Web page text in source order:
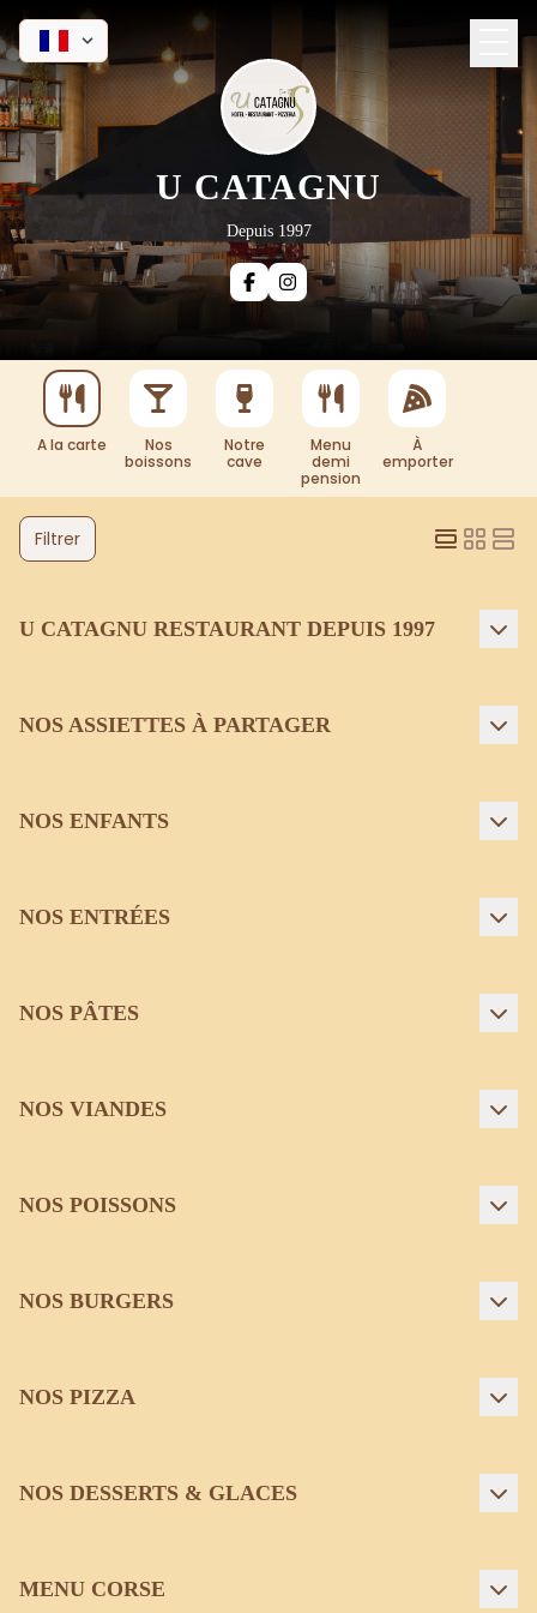
U CATAGNU
Depuis 1997
A la carte
Nos
boissons
Notre
cave
Menu
demi
pension
À
emporter
Filtrer
U CATAGNU RESTAURANT DEPUIS 1997
NOS ASSIETTES À PARTAGER
NOS ENFANTS
NOS ENTRÉES
NOS PÂTES
NOS VIANDES
NOS POISSONS
NOS BURGERS
NOS PIZZA
NOS DESSERTS & GLACES
MENU CORSE